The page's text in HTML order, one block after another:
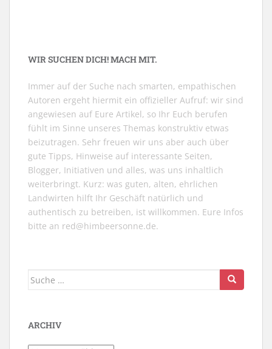
WIR SUCHEN DICH! MACH MIT.
Immer auf der Suche nach smarten, empathischen
Autoren ergeht hiermit ein offizieller Aufruf: wir sind
angewiesen auf Eure Artikel, so Ihr Euch berufen
fühlt im Sinne unseres Themas konstruktiv etwas
beizutragen. Sehr freuen wir uns aber auch über
gute Tipps, Hinweise auf interessante Seiten,
Blogger, Initiativen und alles, was uns inhaltlich
weiterbringt. Kurz: was guten, alten, ehrlichen
Landwirten hilft Ihr Geschäft natürlich und
authentisch zu betreiben, ist willkommen. Eure Infos
bitte an red@himbeersonne.de.
Suche
ARCHIV